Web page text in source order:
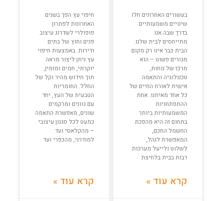
בעשורים האחרונים חלו
שינויים משמעותיים
בדרך שבה אנו
מתייחסים לבית שלנו.
הבית כבר אינו רק מקום
מגורים פשוט – הוא
מרכז של נוחות,
טכנולוגיה והתאמה
אישית לאורח החיים של
כל אחד מאיתנו. אחת
ההתפתחויות
המשמעותיות ביותר
בתחום זה היא מהפכת
החשמל החכם,
המאפשרת לנהל,
לשלוט ולייעל מערכות
רבות בבית בלחיצת
קרא עוד »
חיפוי עץ הפך בשנים
האחרונות לפתרון
פופולרי לשדרוג עיצוב
פנים וחוץ של בתים
ודירות. באמצעות חיפוי
עץ ניתן ליצור מראה
יוקרתי, חמים ומזמין,
תוך חידוש מהיר וקל של
החלל. החומריות
הטבעית של העץ, יחד
עם גוונים ומרקמים
שונים, מאפשרת התאמה
כמעט לכל סגנון עיצובי
– מהקלאסי ועד
למודרני, מהכפרי ועד
קרא עוד »